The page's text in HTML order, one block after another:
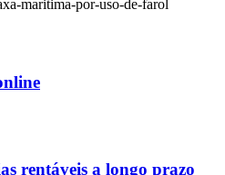
maritima-por-uso-de-farol
rentáveis a longo prazo